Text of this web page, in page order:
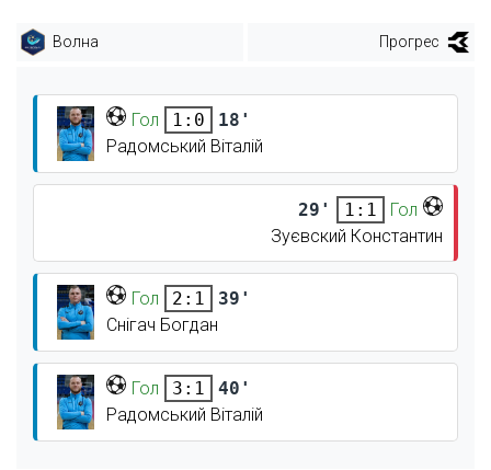
Волна Прогрес
Гол 1:0
18'
Радомський Віталій
29' 1:1
Гол
Зуєвский Константин
Гол 2:1
39'
Снігач Богдан
Гол 3:1
40'
Радомський Віталій